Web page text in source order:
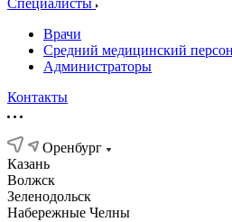
Специалисты
Врачи
Средний медицинский
Администраторы
Контакты
Оренбург
Казань
Волжск
Зеленодольск
Набережные Челны